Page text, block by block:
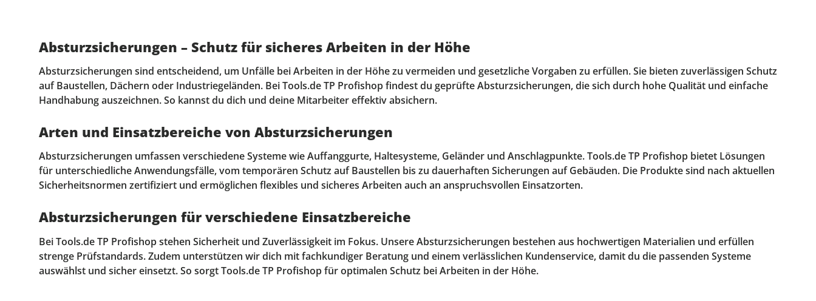
Absturzsicherungen – Schutz für sicheres Arbeiten in der Höhe
Absturzsicherungen sind entscheidend, um Unfälle bei Arbeiten in der Höhe zu vermeiden und gesetzliche Vorgaben zu erfüllen. Sie bieten zuverlässigen Schutz
auf Baustellen, Dächern oder Industriegeländen. Bei Tools.de TP Profishop findest du geprüfte Absturzsicherungen, die sich durch hohe Qualität und einfache
Handhabung auszeichnen. So kannst du dich und deine Mitarbeiter effektiv absichern.
Arten und Einsatzbereiche von Absturzsicherungen
Absturzsicherungen umfassen verschiedene Systeme wie Auffanggurte, Haltesysteme, Geländer und Anschlagpunkte. Tools.de TP Profishop bietet Lösungen
für unterschiedliche Anwendungsfälle, vom temporären Schutz auf Baustellen bis zu dauerhaften Sicherungen auf Gebäuden. Die Produkte sind nach aktuellen
Sicherheitsnormen zertifiziert und ermöglichen flexibles und sicheres Arbeiten auch an anspruchsvollen Einsatzorten.
Absturzsicherungen für verschiedene Einsatzbereiche
Bei Tools.de TP Profishop stehen Sicherheit und Zuverlässigkeit im Fokus. Unsere Absturzsicherungen bestehen aus hochwertigen Materialien und erfüllen
strenge Prüfstandards. Zudem unterstützen wir dich mit fachkundiger Beratung und einem verlässlichen Kundenservice, damit du die passenden Systeme
auswählst und sicher einsetzt. So sorgt Tools.de TP Profishop für optimalen Schutz bei Arbeiten in der Höhe.